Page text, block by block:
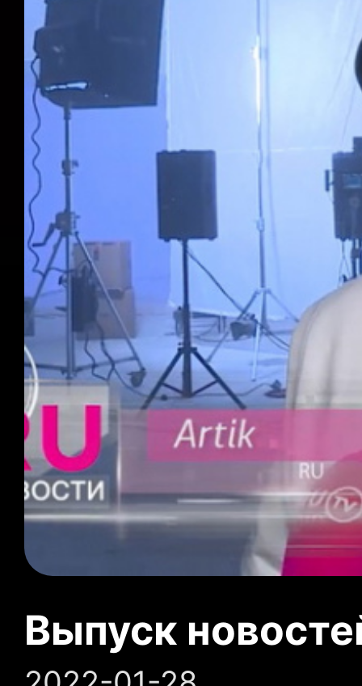
Выпуск